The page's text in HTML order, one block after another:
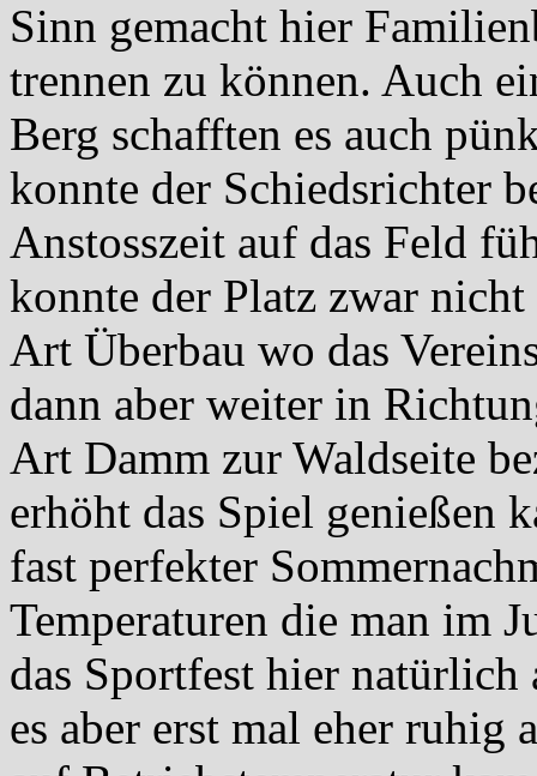
Sinn gemacht hier
trennen zu können. Auch
Berg schafften es auch
konnte der Schiedsrichter
Anstosszeit auf das Feld
konnte der Platz zwar
Art Überbau wo das
dann aber weiter in
Art Damm zur Waldseite
erhöht das Spiel genießen
fast perfekter
Temperaturen die man im
das Sportfest hier
es aber erst mal eher ruhig